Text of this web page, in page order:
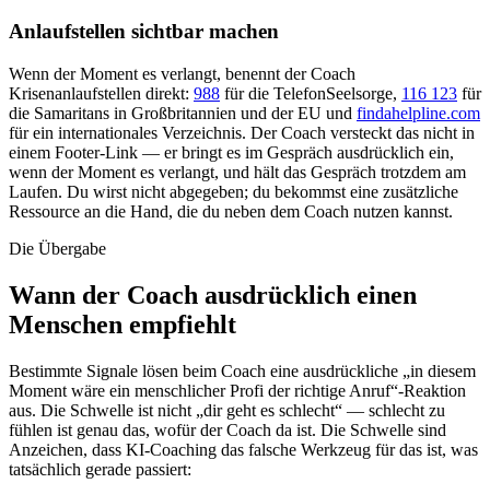
Anlaufstellen sichtbar machen
Wenn der Moment es verlangt, benennt der Coach
Krisenanlaufstellen direkt: 988 für die TelefonSeelsorge, 116 123 für
die Samaritans in Großbritannien und der EU und findahelpline.com
für ein internationales Verzeichnis. Der Coach versteckt das nicht in
einem Footer-Link — er bringt es im Gespräch ausdrücklich ein,
wenn der Moment es verlangt, und hält das Gespräch trotzdem am
Laufen. Du wirst nicht abgegeben; du bekommst eine zusätzliche
Ressource an die Hand, die du neben dem Coach nutzen kannst.
Die Übergabe
Wann der Coach ausdrücklich einen
Menschen empfiehlt
Bestimmte Signale lösen beim Coach eine ausdrückliche „in diesem
Moment wäre ein menschlicher Profi der richtige Anruf“-Reaktion
aus. Die Schwelle ist nicht „dir geht es schlecht“ — schlecht zu
fühlen ist genau das, wofür der Coach da ist. Die Schwelle sind
Anzeichen, dass KI-Coaching das falsche Werkzeug für das ist, was
tatsächlich gerade passiert: